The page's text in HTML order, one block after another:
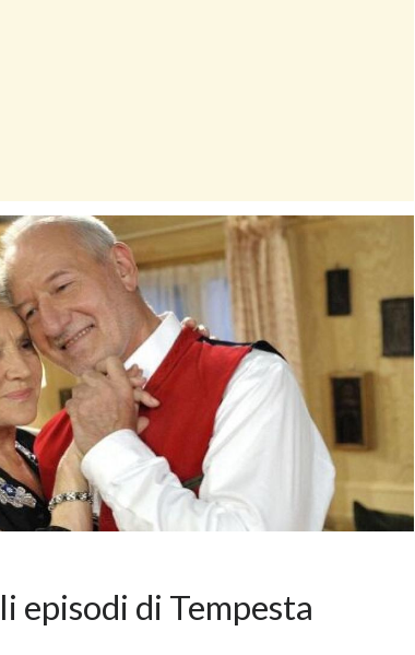
episodi di Tempesta